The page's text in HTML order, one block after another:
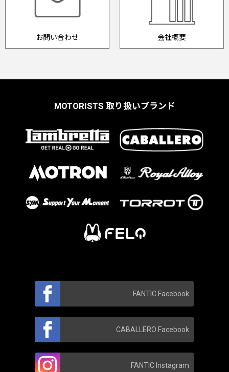
お問い合わせ 会社概要
MOTORISTS 取り扱いブランド
FANTIC Facebook
CABALLERO Facebook
FANTIC Instagram